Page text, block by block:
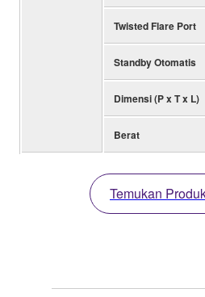
Twisted Flare Port
Standby Otomatis
Dimensi (P x T x L)
Berat
Temukan